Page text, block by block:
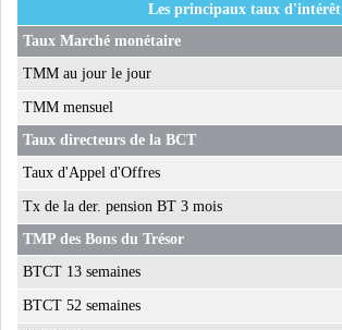
Les principaux taux d'intérêt
Taux Marché monétaire
TMM au jour le jour
TMM mensuel
Taux directeurs de la BCT
Taux d'Appel d'Offres
Tx de la der. pension BT 3 mois
TMP des Bons du Trésor
BTCT 13 semaines
BTCT 52 semaines